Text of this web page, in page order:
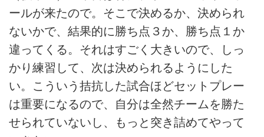
ールが来たので。そこで決めるか、決められ
ないかで、結果的に勝ち点３か、勝ち点１か
違ってくる。それはすごく大きいので、しっ
かり練習して、次は決められるようにした
い。こういう拮抗した試合ほどセットプレー
は重要になるので、自分は全然チームを勝た
せられていないし、もっと突き詰めてやって